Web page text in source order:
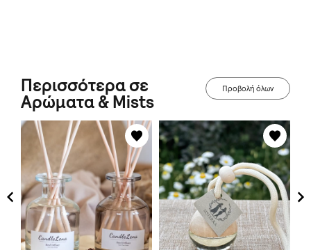
Περισσότερα σε
Αρώματα & Mists
Προβολή όλων